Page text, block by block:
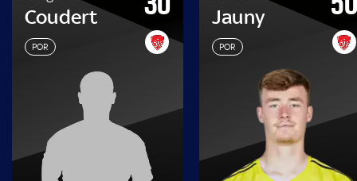
Coudert
POR
Jauny
POR